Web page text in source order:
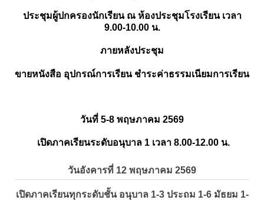
ประชุมผู้ปกครองนักเรียน ณ ห้องประชุมโรงเรียน เวลา
9.00-10.00 น.
ภายหลังประชุม
ขายหนังสือ อุปกรณ์การเรียน ชำระค่าธรรมเนียมการเรียน
วันที่ 5-8 พฤษภาคม 2569
เปิดภาคเรียนระดับอนุบาล 1 เวลา 8.00-12.00 น.
วันอังคารที่ 12 พฤษภาคม 2569
เปิดภาคเรียนทุกระดับชั้น อนุบาล 1-3 ประถม 1-6 มัธยม 1-